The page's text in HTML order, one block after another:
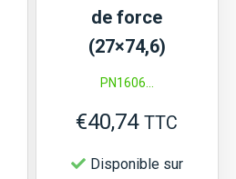
de force
(27×74,6)
PN1606...
€40,74 TTC
Disponible sur